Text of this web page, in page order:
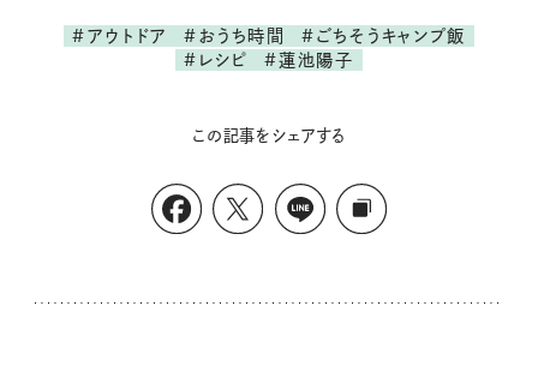
#アウトドア #おうち時間
#ごちそうキャンプ飯
#レシピ
#蓮池陽子
この記事をシェアする